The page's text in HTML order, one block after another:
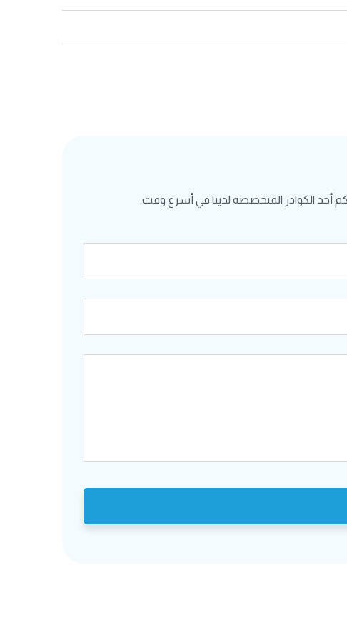
أحد الكوادر المتخصصة لدينا في أسرع وقت.